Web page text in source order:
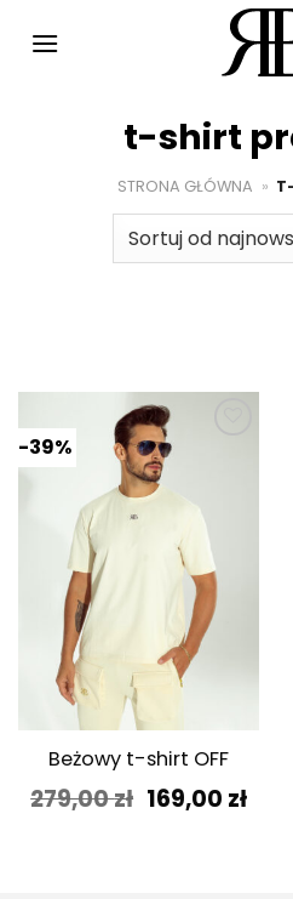
t-shirt
STRONA GŁÓWNA »
-39%
Beżowy t-shirt OFF
279,00zł Pierwotna
cena
169,00 zł